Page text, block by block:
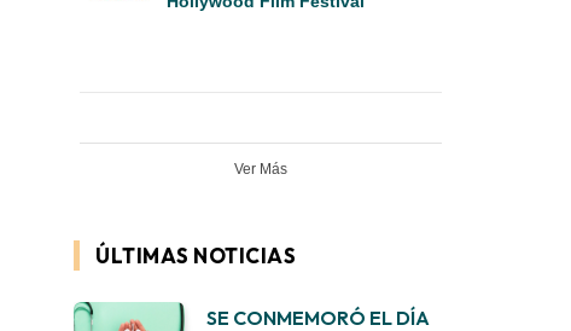
Ver Más
ÚLTIMAS NOTICIAS
SE CONMEMORÓ EL DÍA